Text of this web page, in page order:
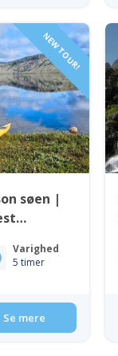
NEW TOUR!
søen |
Varighed
5 timer
Se mere